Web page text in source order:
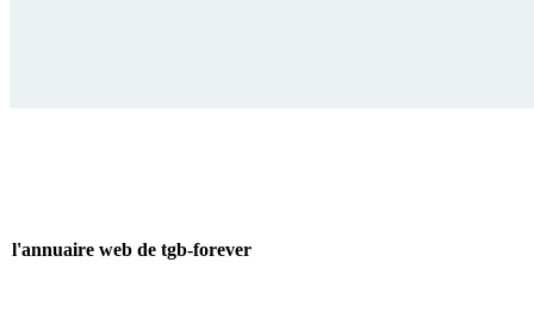
l'annuaire web de tgb-forever